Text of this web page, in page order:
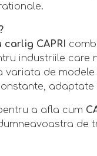
CAPRI
industriile
variata de
a afla cum
de